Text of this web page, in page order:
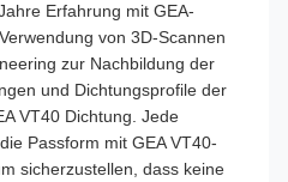
Erfahrung mit GEA-
von 3D-Scannen
zur Nachbildung der
und Dichtungsprofile der
VT40 Dichtung. Jede
Passform mit GEA VT40-
sicherzustellen, dass keine